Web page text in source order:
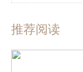
推荐阅读